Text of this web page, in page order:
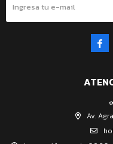
Av.
